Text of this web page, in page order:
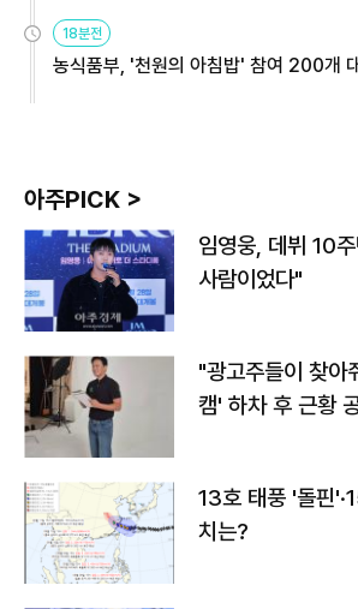
원
18분전
농식품부, '천원의 아침밥' 참여 200개
아주PICK >
임영웅, 데뷔 10
사람이었다"
"광고주들이 찾
캠' 하차 후 근황
13호 태풍 '돌핀
치는?